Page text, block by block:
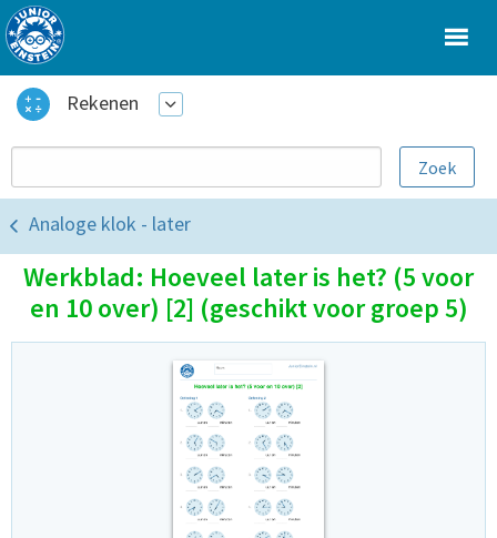
Rekenen
Analoge klok - later
Werkblad: Hoeveel later is het? (5 voor
en 10 over) [2] (geschikt voor groep 5)